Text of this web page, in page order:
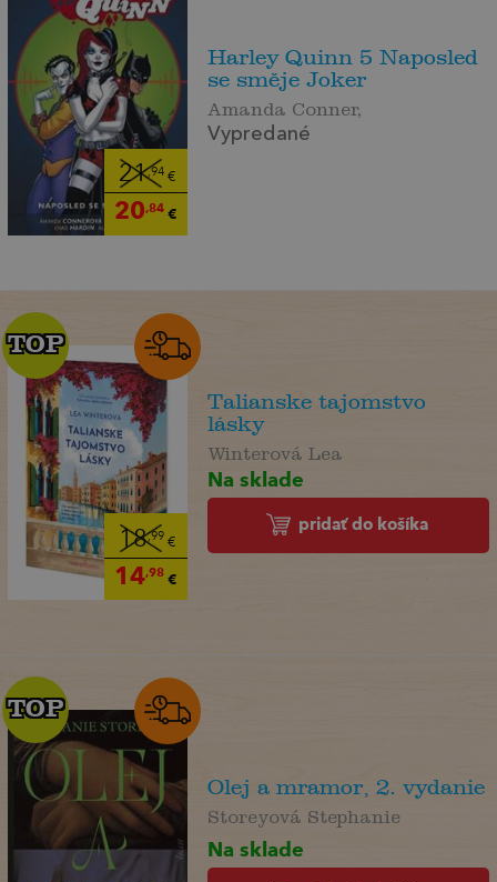
21,94€
20,84€
Harley Quinn 5 Naposled
se směje Joker
Amanda Conner,
Vypredané
18,99 €
14,98€
TOP
TOP
Talianske tajomstvo
lásky
Winterová Lea
Na sklade
pridať do košíka
TOP
TOP
Olej a mramor, 2. vydanie
Storeyová Stephanie
Na sklade